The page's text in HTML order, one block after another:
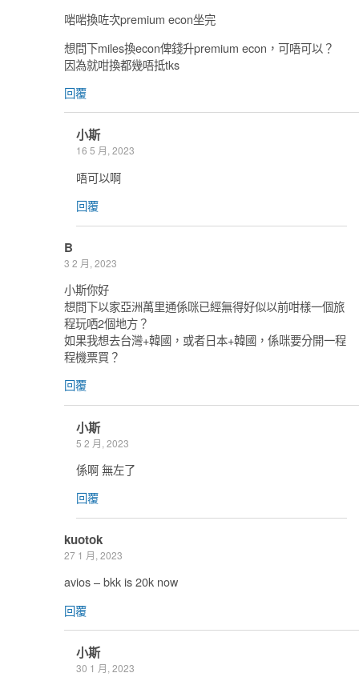
啱啱換咗次premium econ坐完
想問下miles換econ俾錢升premium econ，可唔可以？
因為就咁換都幾唔抵tks
回覆
小斯
16 5 月, 2023
唔可以啊
回覆
B
3 2 月, 2023
小斯你好
想問下以家亞洲萬里通係咪已經無得好似以前咁樣一個旅
程玩哂2個地方？
如果我想去台灣+韓國，或者日本+韓國，係咪要分開一程
程機票買？
回覆
小斯
5 2 月, 2023
係啊 無左了
回覆
kuotok
27 1 月, 2023
avios – bkk is 20k now
回覆
小斯
30 1 月, 2023